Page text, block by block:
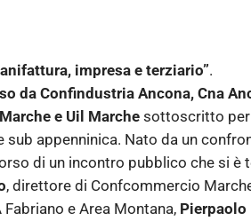
impresa e terziario”.
da Confindustria Ancona, Cna
e Uil Marchesottoscritto per
sub appenninica. Nato da un
di un incontro pubblico che si è
, direttore di Confcommercio
e Area Montana,